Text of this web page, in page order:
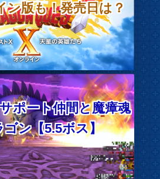
ン版も！発売日は？
ポート仲間と魔瘴魂
ン【5.5ボス】